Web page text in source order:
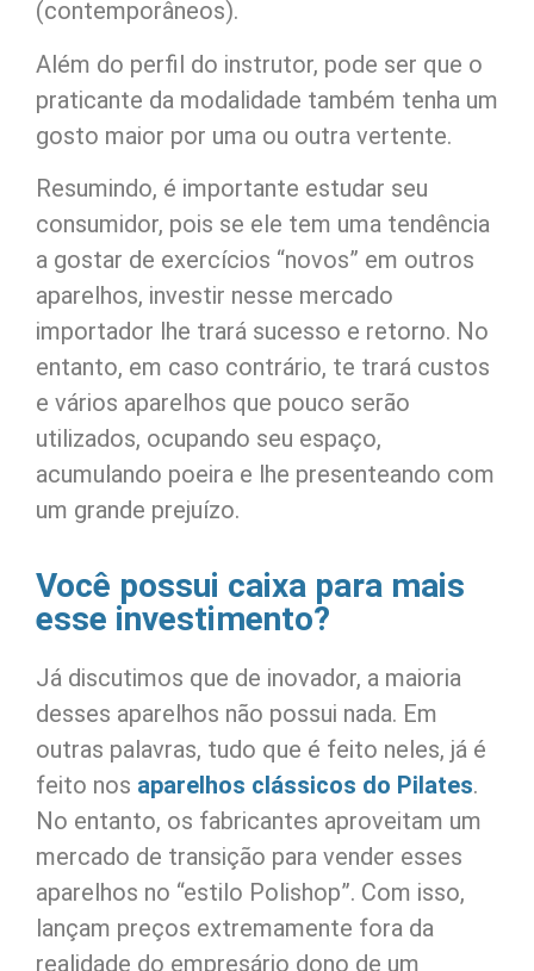
(contemporâneos).
Além do perfil do instrutor, pode ser que o
praticante da modalidade também tenha um
gosto maior por uma ou outra vertente.
Resumindo, é importante estudar seu
consumidor, pois se ele tem uma tendência
a gostar de exercícios “novos” em outros
aparelhos, investir nesse mercado
importador lhe trará sucesso e retorno. No
entanto, em caso contrário, te trará custos
e vários aparelhos que pouco serão
utilizados, ocupando seu espaço,
acumulando poeira e lhe presenteando com
um grande prejuízo.
Você possui caixa para mais
esse investimento?
Já discutimos que de inovador, a maioria
desses aparelhos não possui nada. Em
outras palavras, tudo que é feito neles, já é
feito nos aparelhos clássicos do Pilates.
No entanto, os fabricantes aproveitam um
mercado de transição para vender esses
aparelhos no “estilo Polishop”. Com isso,
lançam preços extremamente fora da
realidade do empresário dono de um